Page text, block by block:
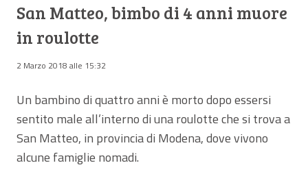
San Matteo, bimbo di 4 anni muore
in roulotte
2 Marzo 2018 alle 15:32
Un bambino di quattro anni è morto dopo essersi
sentito male all’interno di una roulotte che si trova a
San Matteo, in provincia di Modena, dove vivono
alcune famiglie nomadi.